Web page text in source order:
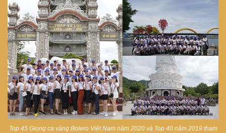
Top 45 Giọng ca vàng Bolero Việt Nam năm 2020 và Top 40 năm 2019 tham